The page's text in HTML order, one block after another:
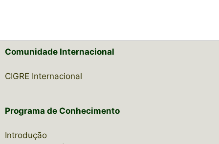
Comunidade Internacional
CIGRE Internacional
Programa de Conhecimento
Introdução